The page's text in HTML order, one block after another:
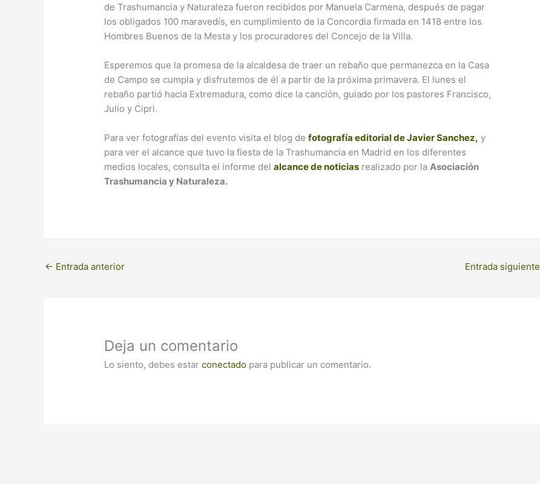
de Trashumancia y Naturaleza fueron recibidos por Manuela Carmena, después de pagar
los obligados 100 maravedís, en cumplimiento de la Concordia firmada en 1418 entre los
Hombres Buenos de la Mesta y los procuradores del Concejo de la Villa.
Esperemos que la promesa de la alcaldesa de traer un rebaño que permanezca en la Casa
de Campo se cumpla y disfrutemos de él a partir de la próxima primavera. El lunes el
rebaño partió hacia Extremadura, como dice la canción, guiado por los pastores Francisco,
Julio y Cipri.
Para ver fotografías del evento visita el blog defotografía editorial de Javier Sanchez, y
para ver el alcance que tuvo la fiesta de la Trashumancia en Madrid en los diferentes
medios locales, consulta el informe delalcance de noticias realizado por laAsociación
Trashumancia y Naturaleza.
← Entrada anterior Entrada siguiente
Deja un comentario
Lo siento, debes estarconectado para publicar un comentario.